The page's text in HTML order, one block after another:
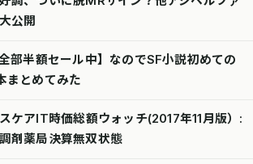
公開
部半額セール中】なのでSF小説初めての
まとめてみた
ケアIT時価総額ウォッチ(2017年11月版）:
剤薬局決算無双状態